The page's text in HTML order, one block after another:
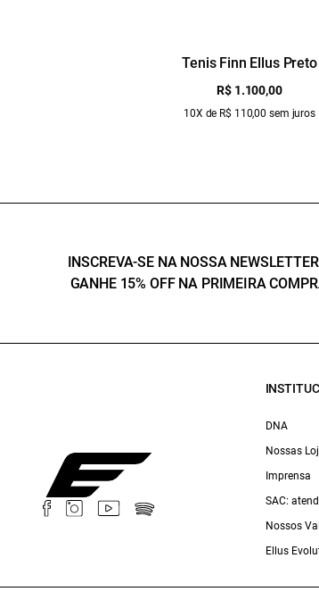
Tenis Finn Ellus Preto
R$ 1.100,00
10X de R$ 110,00 sem juros
INSCREVA-SE NA NOSSA
GANHE 15% OFF NA PRIMEIRA
DNA
Nossas
Imprensa
SAC:
Nossos
Ellus